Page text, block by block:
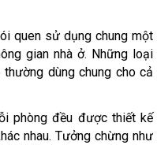
quen sử dụng chung một
gian nhà ở. Những loại
dùng chung cho cả
phòng đều được thiết kế
nhau. Tưởng chừng như